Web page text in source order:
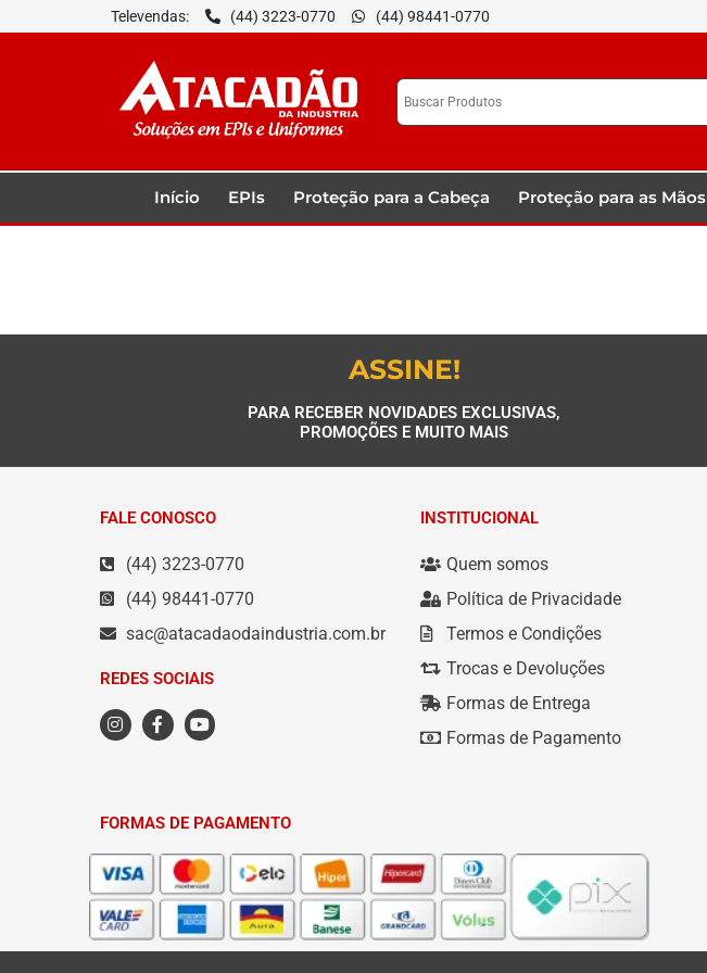
Televendas: (44) 3223-0770 (44) 98441-0770
Início EPIs Proteção para a Cabeça Proteção para as Mãos
ASSINE!
PARA RECEBER NOVIDADES EXCLUSIVAS,
PROMOÇÕES E MUITO MAIS
FALE CONOSCO
(44) 3223-0770
(44) 98441-0770
sac@atacadaodaindustria.com.br
REDES SOCIAIS
INSTITUCIONAL
Quem somos
Política de Privacidade
Termos e Condições
Trocas e Devoluções
Formas de Entrega
Formas de Pagamento
FORMAS DE PAGAMENTO